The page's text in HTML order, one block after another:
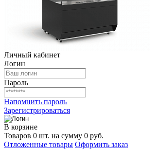
Личный кабинет
Логин
Пароль
Напомнить пароль
Зарегистрироваться
В корзине
Товаров 0 шт. на сумму 0 руб.
Отложенные товары Оформить заказ